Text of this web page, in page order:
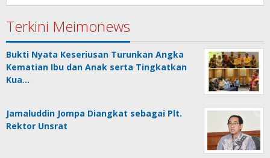
Terkini Meimonews
Bukti Nyata Keseriusan Turunkan Angka
Kematian Ibu dan Anak serta Tingkatkan
Kua…
Jamaluddin Jompa Diangkat sebagai Plt.
Rektor Unsrat